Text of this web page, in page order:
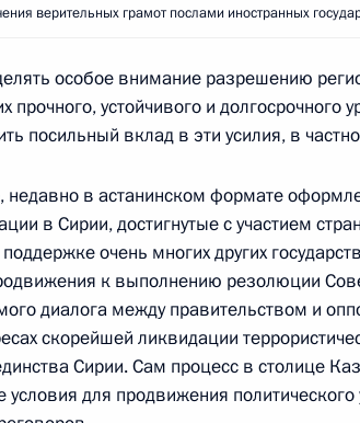
года, понедельник
прессы по итогам российско-
17:00
российско-туркменистанских
составе
16:00 Ашхабад
верительных грамот послами иностранных
особое внимание разрешению
прочного, устойчивого и долгосрочного
посильный вклад в эти усилия, в
недавно в астанинском формате
в Сирии, достигнутые с участием
очень многих других
к выполнению резолюции
диалога между правительством и
скорейшей ликвидации
Сирии. Сам процесс в столице
условия для продвижения